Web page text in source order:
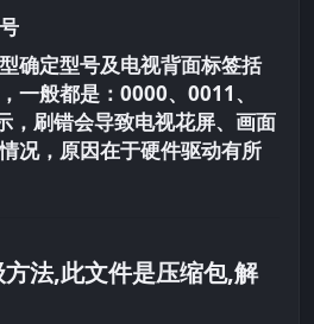
确定型号及电视背面标签括
一般都是：0000、0011、
，刷错会导致电视花屏、画面
况，原因在于硬件驱动有所
法,此文件是压缩包,解